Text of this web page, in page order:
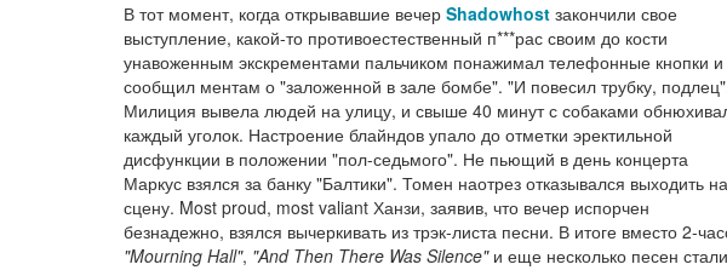
В тот момент, когда открывавшие вечер Shadowhost закончили свое
выступление, какой-то противоестественный п***рас своим до кости
унавоженным экскрементами пальчиком понажимал телефонные кнопки и
сообщил ментам о "заложенной в зале бомбе". "И повесил трубку,
Милиция вывела людей на улицу, и свыше 40 минут с собаками
каждый уголок. Настроение блайндов упало до отметки эректильной
дисфункции в положении "пол-седьмого". Не пьющий в день концерта
Маркус взялся за банку "Балтики". Томен наотрез отказывался выходить на
сцену. Most proud, most valiant Ханзи, заявив, что вечер испорчен
безнадежно, взялся вычеркивать из трэк-листа песни. В итоге вместо 2-
"Mourning Hall", "And Then There Was Silence"и еще несколько песен